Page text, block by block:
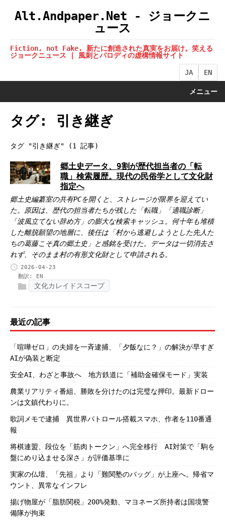
Alt.Andpaper.Net - ジョークニ
ュース
Fiction, not Fake. 新たに創造された真実をお届け。笑える
ジョークニュース | 風刺とパロディの虚構情報サイト
JA EN
メニュー
タグ: 引き継ぎ
タグ "引き継ぎ" (1 記事)
郷土史データ、9割が歴代担当者の「転
職」検索履歴。現代の民俗学として文化財
指定へ
郷土史編纂室の共有PCを開くと、ストレージが限界を迎えてい
た。原因は、歴代の担当者たちが残した「転職」「適職診断」
「波風立てない辞め方」の膨大な検索キャッシュ。何十年も堆積
した離脱願望の地層に、後任は「村から逃避しようとした先人た
ちの葛藤こそ真の郷土史」と感銘を受けた。データは一切消去さ
れず、そのまま村の有形文化財として申請される。
2026-04-23
翻訳: EN
文化カレイドスコープ
最近の記事
「喧嘩ゼロ」の夫婦を一斉逮捕、「夕飯なに？」の解決が早すぎ
AIが偽装と断定
安全AI、わざと事故へ 地方鉄道に「補助金確保モード」実装
農業リアリティ番組、勝敗を分けたのは完璧な押印。最新ドロー
ンは文鎮代わりに。
歌詞メモで逮捕 異世界パトロール搭載スマホ、作者を110番通
報
将棋連盟、段位を「筋肉トークン」へ完全移行 AI対策で「駒を
盤にめり込ませる深さ」が評価基準に
実家の仏壇、「先祖」より「難関塾のバッグ」が上座へ。帰省マ
ウント、異常なインフレ
揚げ物屋が「脂肪関税」200%発動、マヨネーズ所持者は国境警
備隊が拘束